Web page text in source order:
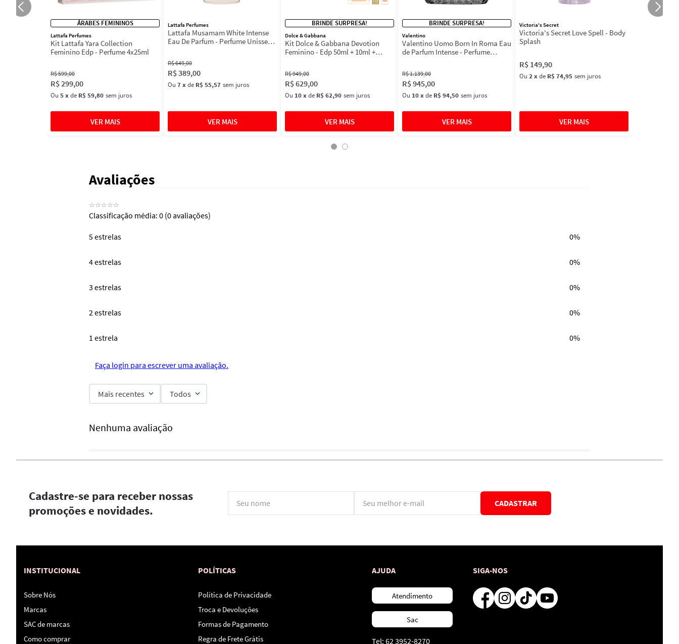
ÁRABES FEMININOS
Lattafa Perfumes
Kit Lattafa Yara Collection
Feminino Edp - Perfume 4x25ml
R$599,00
R$299,00
Ou 5xde R$ 59,80 sem juros
Lattafa Perfumes
Lattafa Musamam White Intense
Eau De Parfum - Perfume Unissex
R$649,00
R$389,00
Ou 7xde R$ 55,57 sem juros
BRINDE SURPRESA!
Dolce & Gabbana
Kit Dolce & Gabbana Devotion
Feminino - Edp 50ml + 10ml +
R$949,00
R$629,00
Ou 10xde R$ 62,90 sem juros
BRINDE SURPRESA!
Valentino
Valentino Uomo Born In Roma Eau
de Parfum Intense - Perfume
R$1.139,00
R$945,00
Ou 10xde R$ 94,50 sem juros
Victoria's Secret
Victoria's Secret Love Spell - Body
Splash
R$ 149,90
Ou 2xde R$ 74,95 sem juros
Avaliações
☆☆☆☆☆
Classificação média: 0 (0 avaliações)
5 estrelas 0%
4 estrelas 0%
3 estrelas 0%
2 estrelas 0%
1 estrela 0%
Faça login para escrever uma avaliação.
Mais recentes Todos
Nenhuma avaliação
Cadastre-se para receber nossas
promoções e novidades.
CADASTRAR
INSTITUCIONAL
Sobre Nós
Marcas
SAC de marcas
Como comprar
POLÍTICAS
Política de Privacidade
Troca e Devoluções
Formas de Pagamento
Regra de Frete Grátis
AJUDA
Atendimento
Sac
Tel: 62 3952-8270
SIGA-NOS